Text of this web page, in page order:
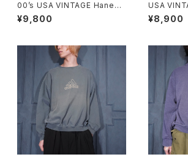
00’s USA VINTAGE Hanes
COMFORT BLEND CAT PRI
NT DESIGN SWEAT SHIRT/
¥9,800
USA
PER
ESIGN
¥8,900